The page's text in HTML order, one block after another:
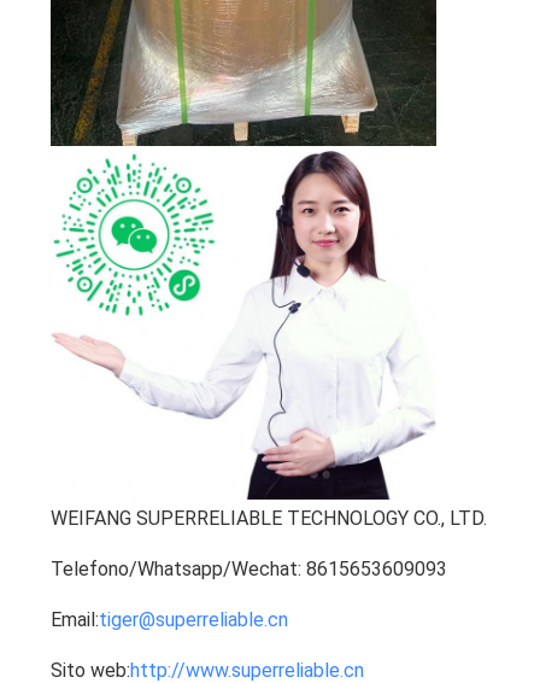
WEIFANG SUPERRELIABLE TECHNOLOGY CO., LTD.
Telefono/Whatsapp/Wechat: 8615653609093
Email:tiger@superreliable.cn
Sito web:http://www.superreliable.cn